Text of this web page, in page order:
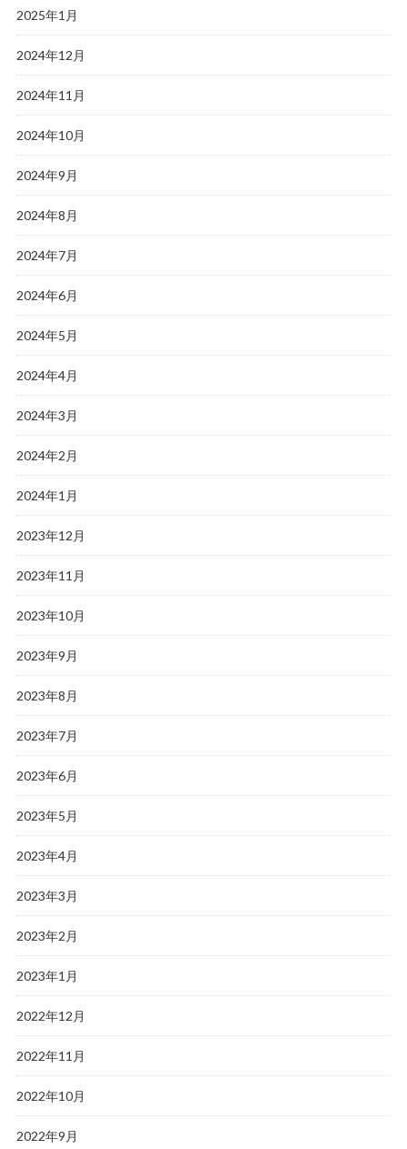
2025年1月
2024年12月
2024年11月
2024年10月
2024年9月
2024年8月
2024年7月
2024年6月
2024年5月
2024年4月
2024年3月
2024年2月
2024年1月
2023年12月
2023年11月
2023年10月
2023年9月
2023年8月
2023年7月
2023年6月
2023年5月
2023年4月
2023年3月
2023年2月
2023年1月
2022年12月
2022年11月
2022年10月
2022年9月